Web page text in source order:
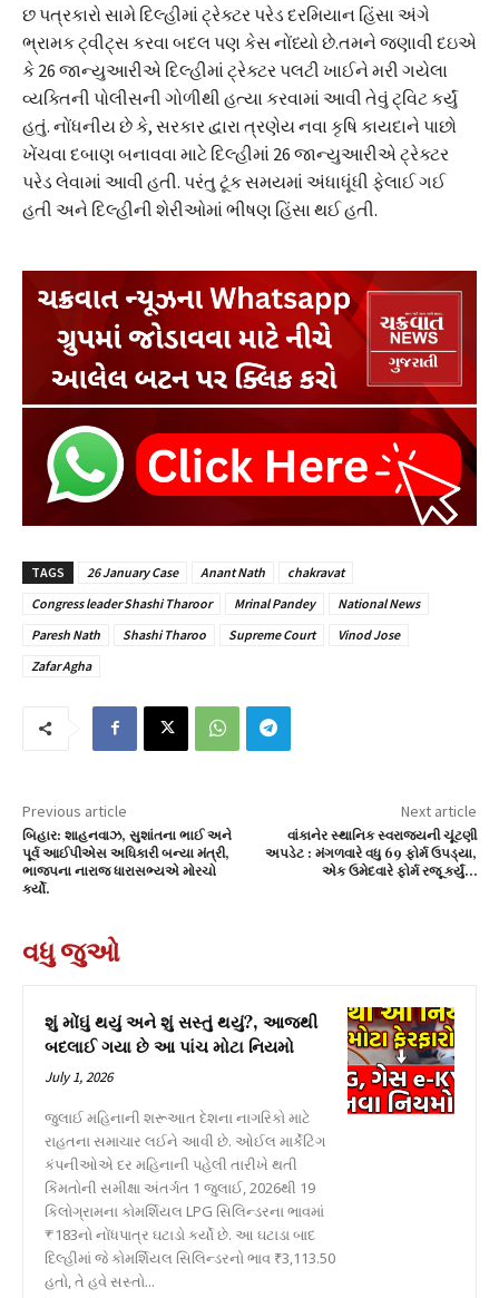
છ પત્રકારો સામે દિલ્હીમાં ટ્રેક્ટર પરેડ દરમિયાન હિંસા અંગે
ભ્રામક ટ્વીટ્સ કરવા બદલ પણ કેસ નોંધ્યો છે.તમને જણાવી દઇએ
કે 26 જાન્યુઆરીએ દિલ્હીમાં ટ્રેક્ટર પલટી ખાઈને મરી ગયેલા
વ્યક્તિની પોલીસની ગોળીથી હત્યા કરવામાં આવી તેવું ટ્વિટ કર્યું
હતું. નોંધનીય છે કે, સરકાર દ્વારા ત્રણેય નવા કૃષિ કાયદાને પાછો
ખેંચવા દબાણ બનાવવા માટે દિલ્હીમાં 26 જાન્યુઆરીએ ટ્રેક્ટર
પરેડ લેવામાં આવી હતી. પરંતુ ટૂંક સમયમાં અંધાધૂંધી ફેલાઈ ગઈ
હતી અને દિલ્હીની શેરીઓમાં ભીષણ હિંસા થઈ હતી.
TAGS 26 January Case Anant Nath
chakravat
Congress leader Shashi Tharoor
Mrinal Pandey
National News
Paresh Nath
Shashi Tharoo Supreme Court
Vinod Jose
Zafar Agha
Previous article
બિહાર: શાહનવાઝ, સુશાંતના ભાઈ અને
પૂર્વ આઈપીએસ અધિકારી બન્યા મંત્રી,
ભાજપના નારાજ ધારાસભ્યએ મોરચો
કર્યો.
Next article
વાંકાનેર સ્થાનિક સ્વરાજ્યની ચૂંટણી
અપડેટ : મંગળવારે વધુ 69 ફોર્મ ઉપડ્યા,
એક ઉમેદવારે ફોર્મ રજૂ કર્યું…
વધુ જુઓ
શું મોંઘું થયું અને શું સસ્તું થયું?, આજથી
બદલાઈ ગયા છે આ પાંચ મોટા નિયમો
July 1, 2026
જુલાઈ મહિનાની શરૂઆત દેશના નાગરિકો માટે
રાહતના સમાચાર લઈને આવી છે. ઓઈલ માર્કેટિંગ
કંપનીઓએ દર મહિનાની પહેલી તારીખે થતી
કિંમતોની સમીક્ષા અંતર્ગત 1 જુલાઈ, 2026થી 19
કિલોગ્રામના કોમર્શિયલ LPG સિલિન્ડરના ભાવમાં
₹183નો નોંધપાત્ર ઘટાડો કર્યો છે. આ ઘટાડા બાદ
દિલ્હીમાં જે કોમર્શિયલ સિલિન્ડરનો ભાવ ₹3,113.50
હતો, તે હવે સસ્તો...